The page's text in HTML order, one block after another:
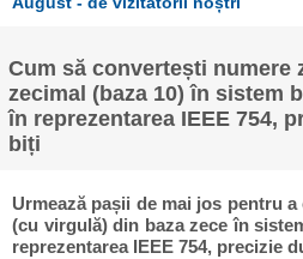
Cum să convertești numere
zecimal (baza 10) în sistem
în reprezentarea IEEE 754,
biți
Urmează pașii de mai jos pentru
(cu virgulă) din baza zece în
reprezentarea IEEE 754, precizie